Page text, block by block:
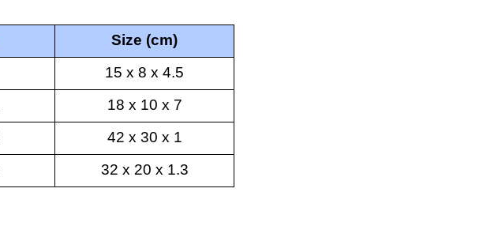
Size (cm)
15 x 8 x 4.5
18 x 10 x 7
42 x 30 x 1
32 x 20 x 1.3